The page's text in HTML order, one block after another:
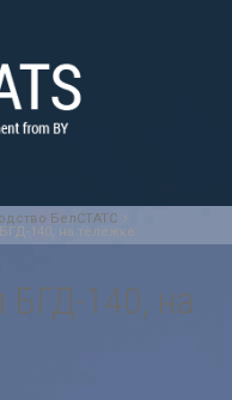
БелСТАТС
140, на тележке
БГД-140, на